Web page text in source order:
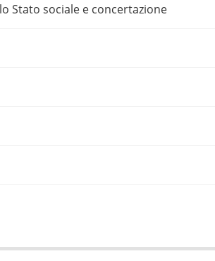
Stato sociale e concertazione